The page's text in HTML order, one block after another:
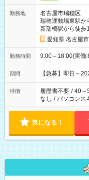
勤務地
名古屋市瑞穂区
瑞穂運動場東駅か
新瑞橋駅から徒歩
愛知県 名古屋
勤務時間 9:00～18:00(実働
期間 【急募】即日～
特徴 履歴書不要 / 40～
なし / パソコンス
気になる！